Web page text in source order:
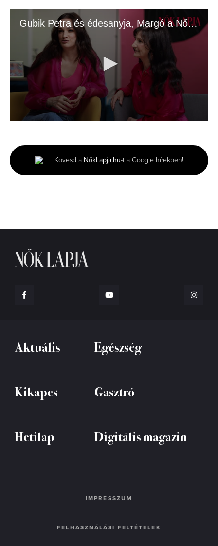
Gubik Petra és édesanyja, Margó a Nők Lapja címlapján
minutes,
44
seconds
Kövesd a NőkLapja.hu-t a Google hírekben!
Aktuális Egészség
Kikapcs Gasztró
Hetilap Digitális magazin
IMPRESSZUM
FELHASZNÁLÁSI FELTÉTELEK